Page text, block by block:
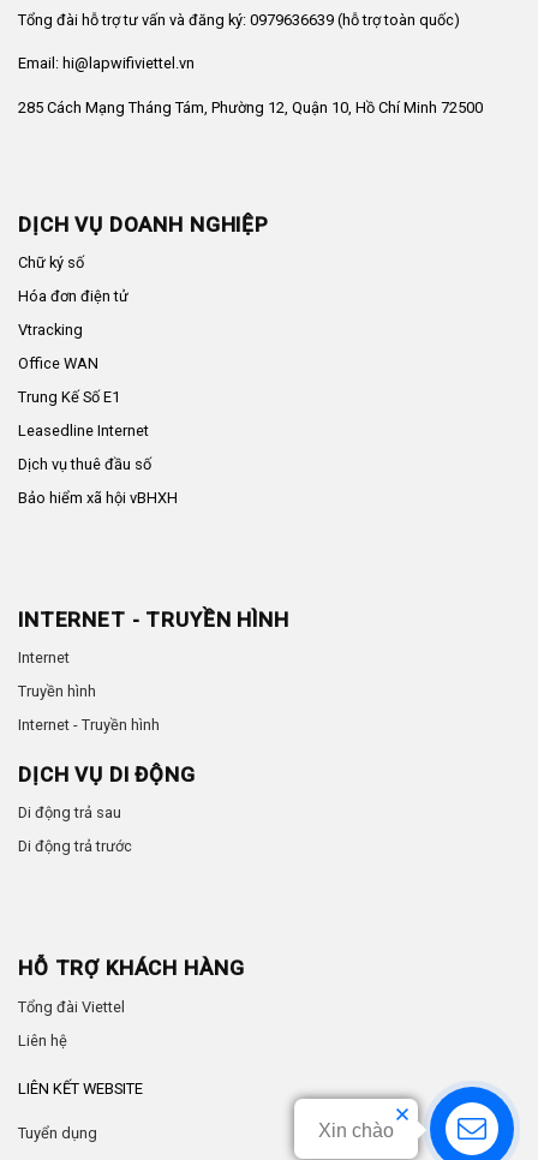
Tổng đài hỗ trợ tư vấn và đăng ký: 0979636639 (hỗ trợ toàn quốc)
Email: hi@lapwifiviettel.vn
285 Cách Mạng Tháng Tám, Phường 12, Quận 10, Hồ Chí Minh 72500
DỊCH VỤ DOANH NGHIỆP
Chữ ký số
Hóa đơn điện tử
Vtracking
Office WAN
Trung Kế Số E1
Leasedline Internet
Dịch vụ thuê đầu số
Bảo hiểm xã hội vBHXH
INTERNET - TRUYỀN HÌNH
Internet
Truyền hình
Internet - Truyền hình
DỊCH VỤ DI ĐỘNG
Di động trả sau
Di động trả trước
HỖ TRỢ KHÁCH HÀNG
Tổng đài Viettel
Liên hệ
LIÊN KẾT WEBSITE
Tuyển dụng Xin chào